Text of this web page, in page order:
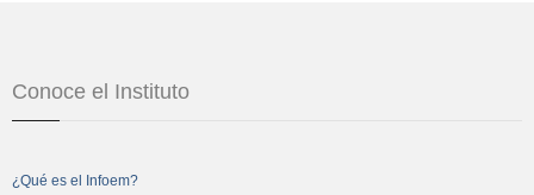
Conoce el Instituto
¿Qué es el Infoem?